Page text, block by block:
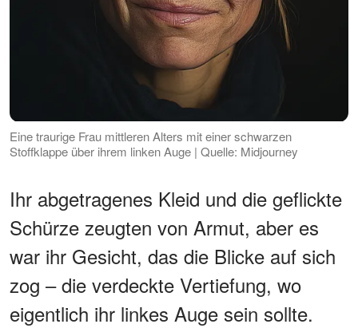
Eine traurige Frau mittleren Alters mit einer schwarzen
Stoffklappe über ihrem linken Auge | Quelle: Midjourney
Ihr abgetragenes Kleid und die geflickte
Schürze zeugten von Armut, aber es
war ihr Gesicht, das die Blicke auf sich
zog – die verdeckte Vertiefung, wo
eigentlich ihr linkes Auge sein sollte.